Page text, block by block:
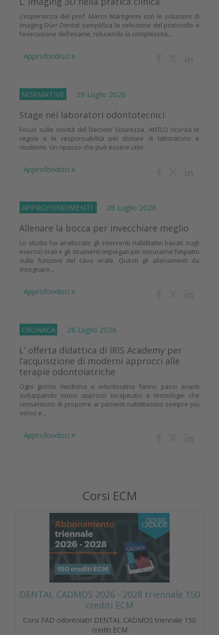
L’esperienza del prof. Marco Martignoni con le soluzioni di
imaging Dürr Dental: semplifica la selezione del protocollo e
l’esecuzione dell’esame, riducendo la complessità...
Approfondisci
NORMATIVE 29 Luglio 2026
Stage nei laboratori odontotecnici
Focus sulle novità del Decreto Sicurezza. ANTLO ricorda le
regole e le responsabilità per titolare di laboratorio e
studente. Un ripasso che può essere utile
Approfondisci
APPROFONDIMENTI 28 Luglio 2026
Allenare la bocca per invecchiare meglio
Lo studio ha analizzato gli interventi riabilitativi basati sugli
esercizi orali e gli strumenti impiegati per misurarne l’impatto
sulle funzioni del cavo orale. Questi gli allenamenti da
insegnare...
Approfondisci
CRONACA 28 Luglio 2026
L’ offerta didattica di IRIS Academy per
l’acquisizione di moderni approcci alle
terapie odontoiatriche
Ogni giorno medicina e odontoiatria fanno passi avanti
sviluppando nuovi approcci terapeutici e tecnologie che
consentono di proporre ai pazienti riabilitazioni sempre più
veloci e...
Approfondisci
Corsi ECM
DENTAL CADMOS 2026 - 2028 triennale 150
crediti ECM
Corsi FAD odontoiatri DENTAL CADMOS triennale 150
crediti ECM